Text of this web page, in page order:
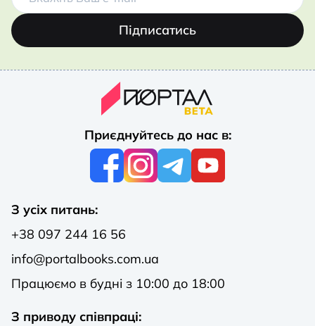
Підписатись
Приєднуйтесь до нас в:
З усіх питань:
+38 097 244 16 56
info@portalbooks.com.ua
Працюємо в будні з 10:00 до 18:00
З приводу співпраці: